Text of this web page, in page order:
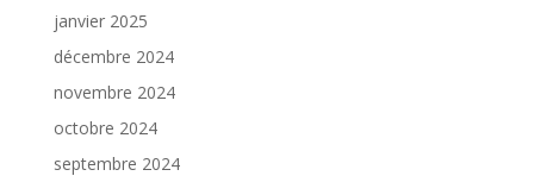
janvier 2025
décembre 2024
novembre 2024
octobre 2024
septembre 2024